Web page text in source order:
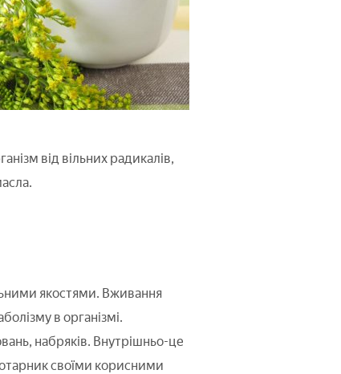
від вільних радикалів,
якостями. Вживання
в організмі.
набряків. Внутрішньо-це
своїми корисними